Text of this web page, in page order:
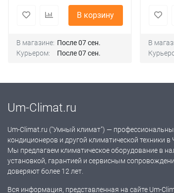
В корзину
В магазине: После 07 сен.
Курьером:
После 07 сен.
В
Um-Climat.ru
Um-Climat.ru ("Умный климат") —
кондиционеров и другой климатической техники в
Мы предлагаем климатическое оборудование в
установкой, гарантией и сервисным
доверяют более 12 лет.
Вся информация, представленная на сайте Um-